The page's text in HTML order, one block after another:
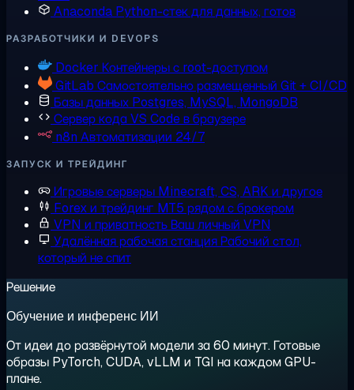
Anaconda Python-стек для данных, готов
РАЗРАБОТЧИКИ И DEVOPS
Docker Контейнеры с root-доступом
GitLab Самостоятельно размещенный Git + CI/CD
Базы данных Postgres, MySQL, MongoDB
Сервер кодаVS Code в браузере
n8n Автоматизации 24/7
ЗАПУСК И ТРЕЙДИНГ
Игровые серверы Minecraft, CS, ARK и другое
Forex и трейдинг MT5 рядом с брокером
VPN и приватностьВаш личный VPN
Удалённая рабочая станцияРабочий стол,
который не спит
Решение
Обучение и инференс ИИ
От идеи до развёрнутой модели за 60 минут. Готовые
образы PyTorch, CUDA, vLLM и TGI на каждом GPU-
плане.